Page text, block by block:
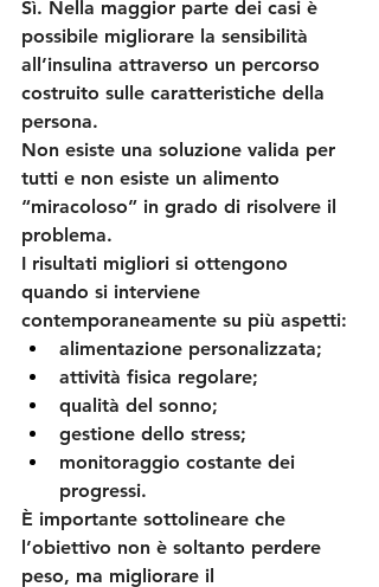
Sì. Nella maggior parte dei casi è
possibile migliorare la sensibilità
all’insulina attraverso un percorso
costruito sulle caratteristiche della
persona.
Non esiste una soluzione valida per
tutti e non esiste un alimento
“miracoloso” in grado di risolvere il
problema.
I risultati migliori si ottengono
quando si interviene
contemporaneamente su più aspetti:
alimentazione personalizzata;
attività fisica regolare;
qualità del sonno;
gestione dello stress;
monitoraggio costante dei
progressi.
È importante sottolineare che
l’obiettivo non è soltanto perdere
peso, ma migliorare il